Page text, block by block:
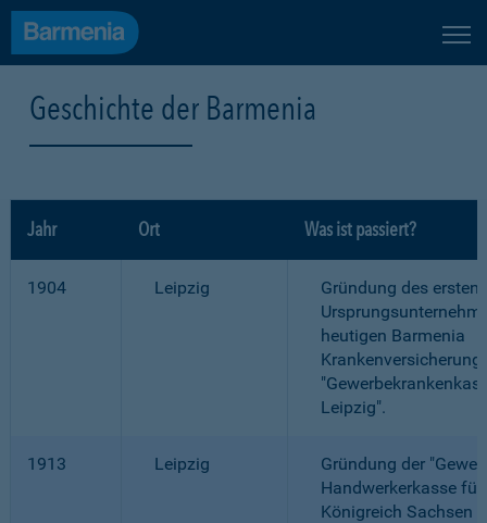
Geschichte der Barmenia
Jahr Ort Was ist passiert?
1904 Leipzig
Gründung des ersten
heutigen Barmenia
Krankenversicherung
Leipzig".
1913 Leipzig
Gründung der
Handwerkerkasse für
Königreich Sachsen -